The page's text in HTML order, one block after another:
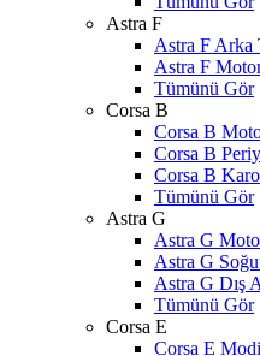
Astra F
Astra F Arka
Astra F
Tümünü Gör
Corsa B
Corsa B
Corsa B
Corsa B
Tümünü Gör
Astra G
Astra G
Astra G
Astra G Dış
Tümünü Gör
Corsa E
Corsa E